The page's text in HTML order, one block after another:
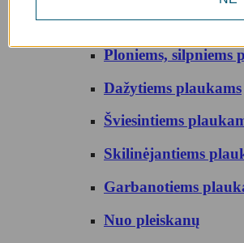
Sausiems,
Ploniems, silpniems
Dažytiems plaukams
Šviesintiems
Skilinėjantiems
Garbanotiems
Nuo pleiskanų